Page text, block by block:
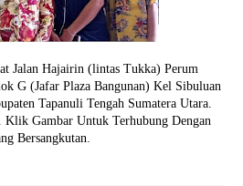
Jalan Hajairin (lintas Tukka) Perum
G (Jafar Plaza Bangunan) Kel Sibuluan
Tapanuli Tengah Sumatera Utara.
Gambar Untuk Terhubung Dengan
Bersangkutan.